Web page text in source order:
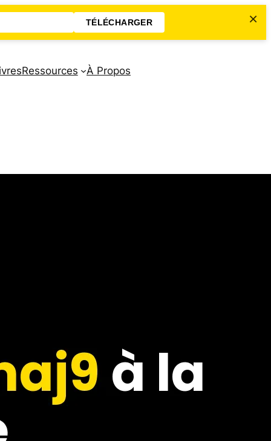
TÉLÉCHARGER ×
Ressources À Propos